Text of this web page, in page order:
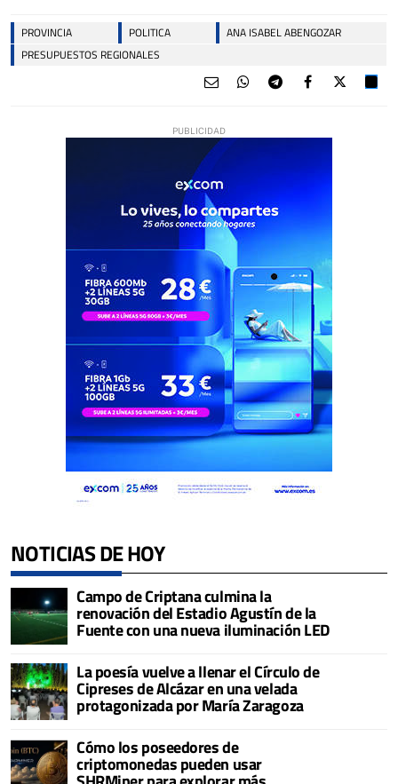
PROVINCIA POLITICA
ANA ISABEL ABENGOZAR
PRESUPUESTOS REGIONALES
NOTICIAS DE HOY
Campo de Criptana culmina la
renovación del Estadio Agustín de la
Fuente con una nueva iluminación LED
La poesía vuelve a llenar el Círculo de
Cipreses de Alcázar en una velada
protagonizada por María Zaragoza
Cómo los poseedores de
criptomonedas pueden usar